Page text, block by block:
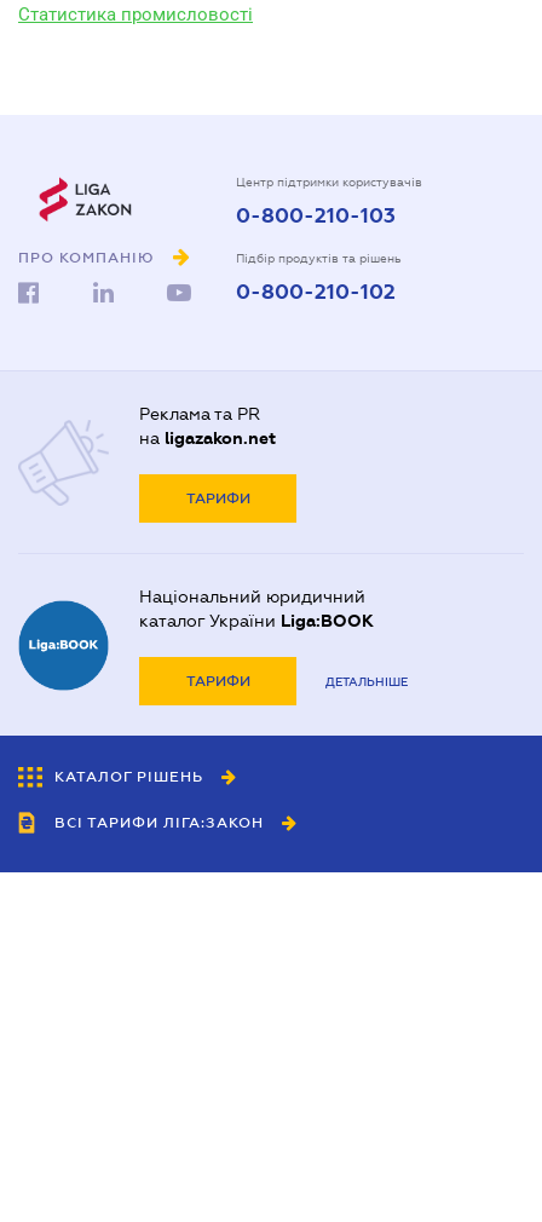
Статистика промисловості
ПРО КОМПАНІЮ
Центр підтримки користувачів
0-800-210-103
Підбір продуктів та рішень
0-800-210-102
Реклама та PR
на ligazakon.net
ТАРИФИ
Національний юридичний
каталог України Liga:BOOK
ТАРИФИ ДЕТАЛЬНІШЕ
КАТАЛОГ РІШЕНЬ
ВСІ ТАРИФИ ЛІГА:ЗАКОН